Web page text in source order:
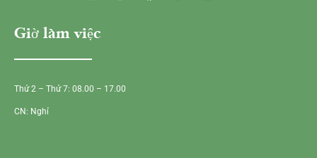
Giờ làm việc
Thứ 2 – Thứ 7: 08.00 – 17.00
CN: Nghỉ